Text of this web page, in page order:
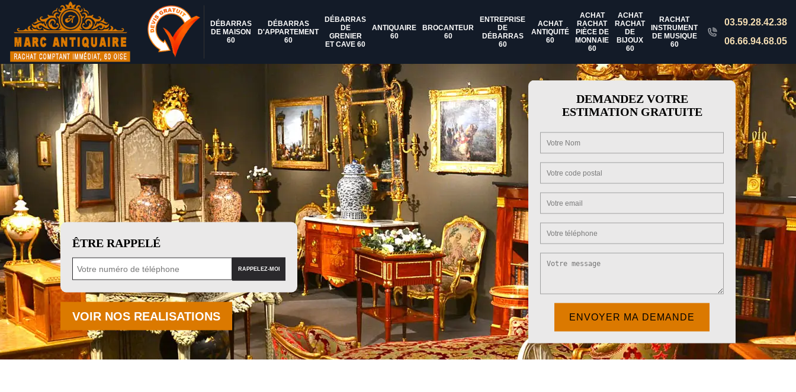
DÉBARRAS
DE MAISON
60
DÉBARRAS
D'APPARTEMENT
60
DÉBARRAS
DE
GRENIER
ET CAVE 60
ANTIQUAIRE
60
BROCANTEUR
60
ENTREPRISE
DE
DÉBARRAS
60
ACHAT
ANTIQUITÉ
60
ACHAT
RACHAT
PIÈCE DE
MONNAIE
60
ACHAT
RACHAT
DE
BIJOUX
60
RACHAT
INSTRUMENT
DE MUSIQUE
60
03.59.28.42.38
06.66.94.68.05
ÊTRE RAPPELÉ
VOIR NOS REALISATIONS
DEMANDEZ VOTRE
ESTIMATION GRATUITE